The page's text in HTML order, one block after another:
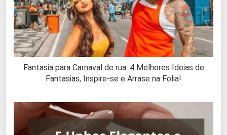
Fantasia para Carnaval de rua: 4 Melhores Ideias de
Fantasias, Inspire-se e Arrase na Folia!